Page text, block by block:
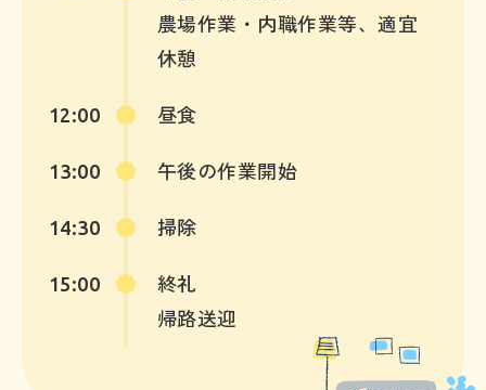
農場作業・内職作業等、適宜
休憩
12:00 昼食
13:00 午後の作業開始
14:30 掃除
15:00
終礼
帰路送迎